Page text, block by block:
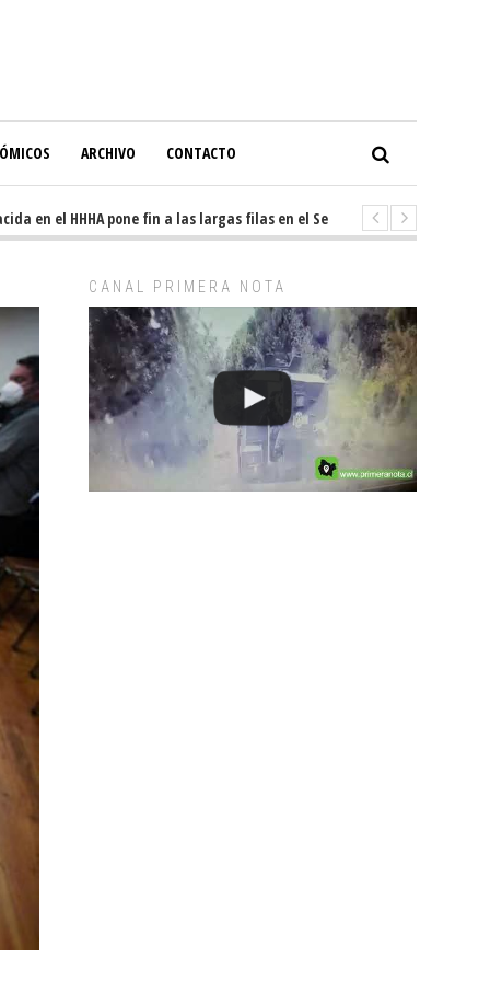
ARCHIVO CONTACTO
el HHHA pone fin a las largas filas en el Servicio de Imagenología
CANAL PRIMERA NOTA